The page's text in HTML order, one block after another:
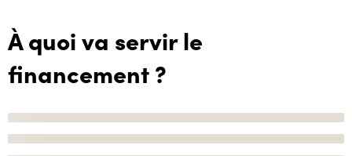
À quoi va servir le
financement ?